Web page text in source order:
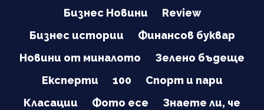
Бизнес Новини
Review
Бизнес истории
Финансов буквар
Новини от миналото
Зелено бъдеще
Експерти
100
Спорт и пари
Класации
Фото есе Знаете ли, че